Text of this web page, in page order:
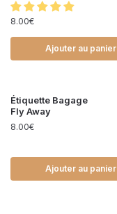
8.00€
Ajouter au panier
Étiquette Bagage
Fly Away
8.00€
Ajouter au panier